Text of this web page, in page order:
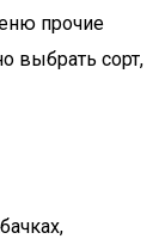
прочие
выбрать сорт,